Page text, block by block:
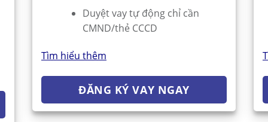
Duyệt vay tự động chỉ cần
CMND/thẻ CCCD
Tìm hiểu thêm
ĐĂNG KÝ VAY NGAY